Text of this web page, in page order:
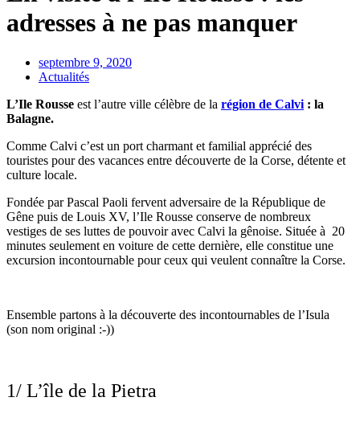
adresses à ne pas manquer
septembre 9, 2020
Actualités
L’Ile Rousse est l’autre ville célèbre de la région de Calvi : la
Balagne.
Comme Calvi c’est un port charmant et familial apprécié des
touristes pour des vacances entre découverte de la Corse, détente et
culture locale.
Fondée par Pascal Paoli fervent adversaire de la République de
Gêne puis de Louis XV, l’Ile Rousse conserve de nombreux
vestiges de ses luttes de pouvoir avec Calvi la gênoise. Située à 20
minutes seulement en voiture de cette dernière, elle constitue une
excursion incontournable pour ceux qui veulent connaître la Corse.
Ensemble partons à la découverte des incontournables de l’Isula
(son nom original :-))
1/ L’île de la Pietra